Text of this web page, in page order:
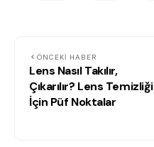
ÖNCEKI HABER
Lens Nasıl Takılır,
Çıkarılır? Lens Temizliği
İçin Püf Noktalar